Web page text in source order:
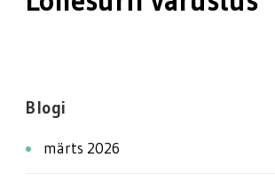
Blogi
märts 2026